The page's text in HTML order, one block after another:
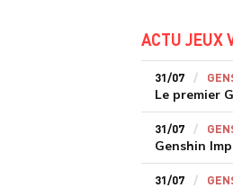
ACTU JEUX
31/07
31/07
31/07